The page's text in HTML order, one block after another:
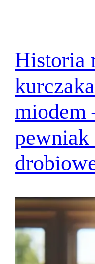
Historia
miodem